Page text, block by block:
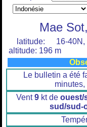
Mae
latitude: 16-
altitude: 196 m
Le bulletin a été
minutes,
Vent9kt de ouest/
sud/sud-